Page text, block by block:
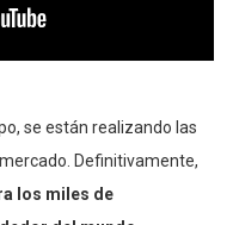
se están realizando las
Definitivamente,
los miles de